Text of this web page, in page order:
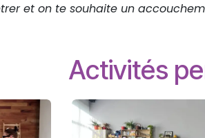
et on te souhaite un
Activités